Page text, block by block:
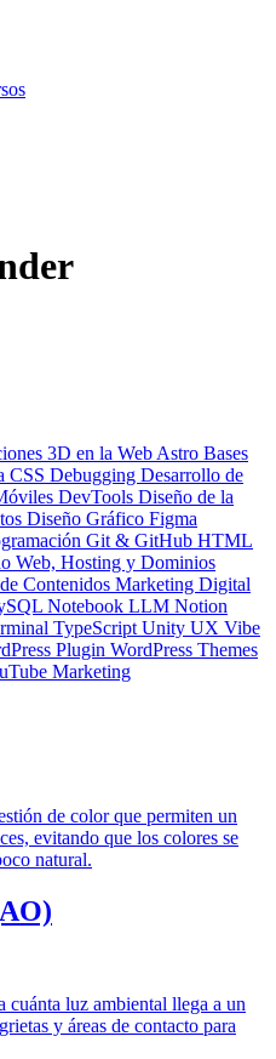
3D en la Web Astro Bases
CSS Debugging Desarrollo de
DevTools Diseño de la
Diseño Gráfico Figma
Git & GitHub HTML
Web, Hosting y Dominios
Contenidos Marketing Digital
Notebook LLM Notion
TypeScript Unity UX Vibe
Plugin WordPress Themes
Marketing
de color que permiten un
evitando que los colores se
natural.
cuánta luz ambiental llega a un
y áreas de contacto para